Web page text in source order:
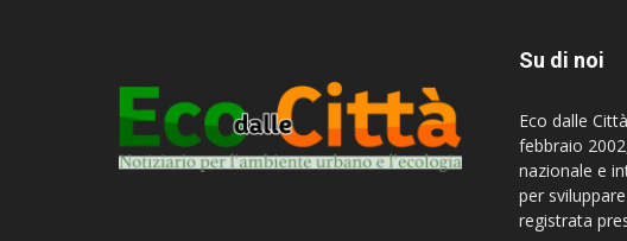
Su di noi
Eco dalle
febbraio
nazionale e
per
registrata